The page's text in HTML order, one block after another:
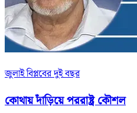
জুলাই বিপ্লবের দুই বছর
কোথায় দাঁড়িয়ে পররাষ্ট্র কৌশল